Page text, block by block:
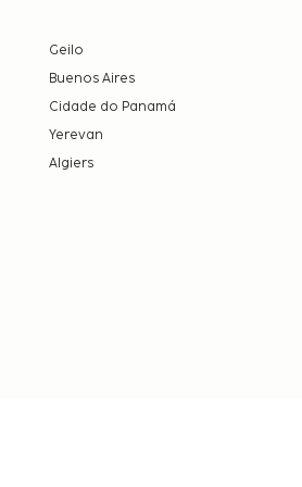
Geilo
Buenos Aires
Cidade do Panamá
Yerevan
Algiers